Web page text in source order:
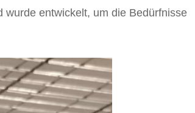
entwickelt, um die Bedürfnisse